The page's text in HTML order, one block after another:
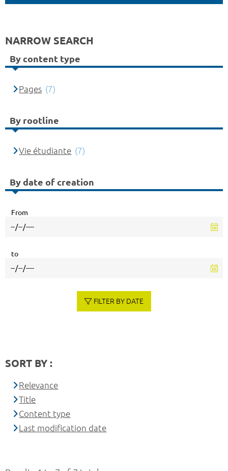
NARROW SEARCH
By content type
Pages (7)
By rootline
Vie étudiante (7)
By date of creation
From
to
FILTER BY DATE
SORT BY :
Relevance
Title
Content type
Last modification date